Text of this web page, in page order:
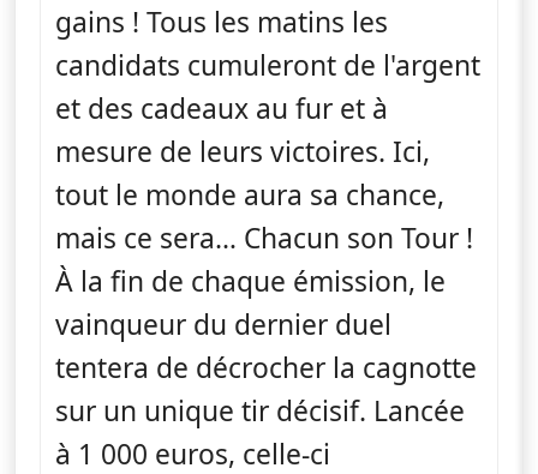
gains ! Tous les matins les
candidats cumuleront de l'argent
et des cadeaux au fur et à
mesure de leurs victoires. Ici,
tout le monde aura sa chance,
mais ce sera… Chacun son Tour !
À la fin de chaque émission, le
vainqueur du dernier duel
tentera de décrocher la cagnotte
sur un unique tir décisif. Lancée
à 1 000 euros, celle-ci